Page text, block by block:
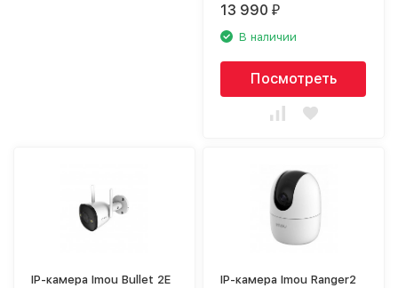
13 990₽
В наличии
Посмотреть
IP-камера Imou Bullet 2E
IP-камера Imou Ranger2